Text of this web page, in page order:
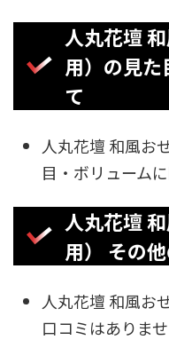
人丸花壇
用）の見
て
人丸花壇 和風お
目・ボリューム
人丸花壇
用） その
人丸花壇 和風お
口コミはありま